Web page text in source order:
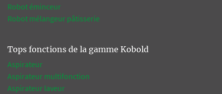
Robot éminceur
Robot mélangeur pâtisserie
Tops fonctions de la gamme Kobold
Aspirateur
Aspirateur multifonction
Aspirateur laveur